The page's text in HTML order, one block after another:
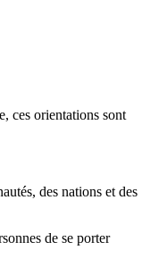
ces orientations sont
des nations et des
de se porter